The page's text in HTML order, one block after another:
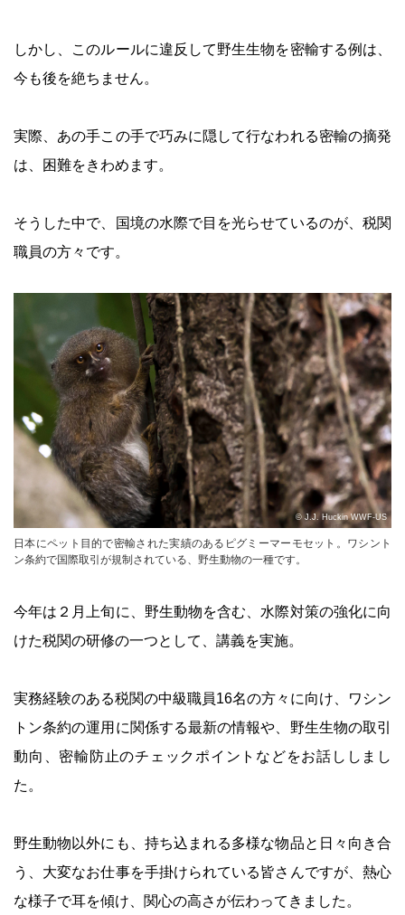
しかし、このルールに違反して野生生物を密輸する例は、
今も後を絶ちません。
実際、あの手この手で巧みに隠して行なわれる密輸の摘発
は、困難をきわめます。
そうした中で、国境の水際で目を光らせているのが、税関
職員の方々です。
© J.J. Huckin WWF-US
日本にペット目的で密輸された実績のあるピグミーマーモセット。ワシント
ン条約で国際取引が規制されている、野生動物の一種です。
今年は２月上旬に、野生動物を含む、水際対策の強化に向
けた税関の研修の一つとして、講義を実施。
実務経験のある税関の中級職員16名の方々に向け、ワシン
トン条約の運用に関係する最新の情報や、野生生物の取引
動向、密輸防止のチェックポイントなどをお話ししまし
た。
野生動物以外にも、持ち込まれる多様な物品と日々向き合
う、大変なお仕事を手掛けられている皆さんですが、熱心
な様子で耳を傾け、関心の高さが伝わってきました。